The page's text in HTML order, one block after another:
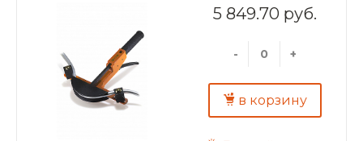
5 849.70 руб.
- +
в корзину